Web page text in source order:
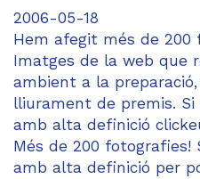
2006-05-18
Hem afegit més de 200
Imatges de la web que
ambient a la
lliurament de premis. Si
amb alta definició
Més de 200 fotografies!
amb alta definició per